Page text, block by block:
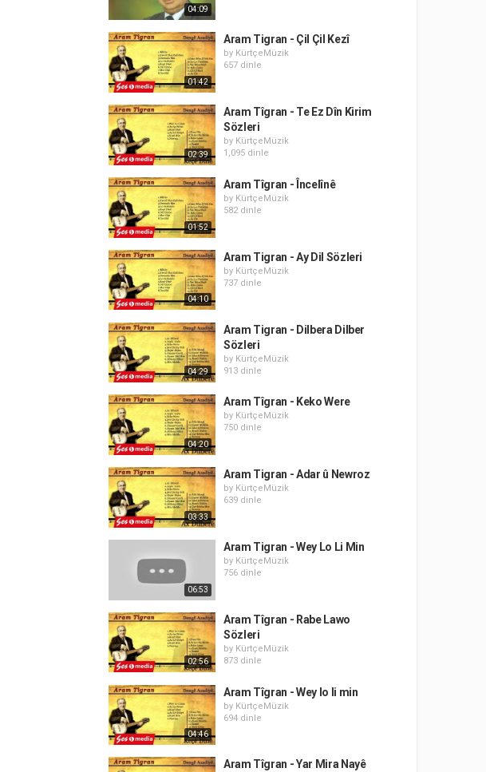
04:09
01:42
Aram Tigran - Çil Çil Kezî
by KürtçeMüzik
657 dinle
02:39
Aram Tîgran - Te Ez Dîn Kirim
Sözleri
by KürtçeMüzik
1,095 dinle
01:52
Aram Tîgran - Încelînê
by KürtçeMüzik
582 dinle
04:10
Aram Tigran - Ay Dil Sözleri
by KürtçeMüzik
737 dinle
04:29
Aram Tigran - Dilbera Dilber
Sözleri
by KürtçeMüzik
913 dinle
04:20
Aram Tîgran - Keko Were
by KürtçeMüzik
750 dinle
03:33
Aram Tigran - Adar û Newroz
by KürtçeMüzik
639 dinle
06:53
Aram Tigran - Wey Lo Li Min
by KürtçeMüzik
756 dinle
02:56
Aram Tîgran - Rabe Lawo
Sözleri
by KürtçeMüzik
873 dinle
04:46
Aram Tîgran - Wey lo li min
by KürtçeMüzik
694 dinle
Aram Tîgran - Yar Mira Nayê